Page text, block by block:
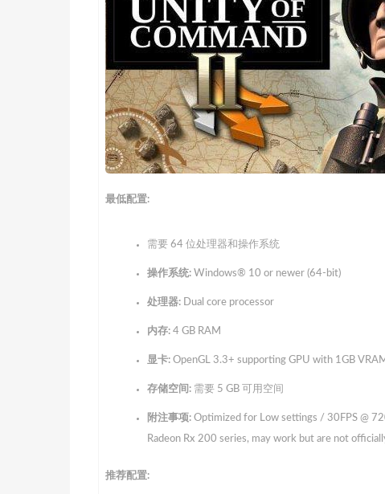
最低配置:
需要 64 位处理器和操作系统
操作系统: Windows® 10 or newer (64-bit)
处理器: Dual core processor
内存: 4 GB RAM
显卡: OpenGL 3.3+ supporting GPU with 1GB
存储空间: 需要 5 GB 可用空间
附注事项: Optimized for Low settings / 30FPS @
Radeon Rx 200 series, may work but are not
推荐配置: